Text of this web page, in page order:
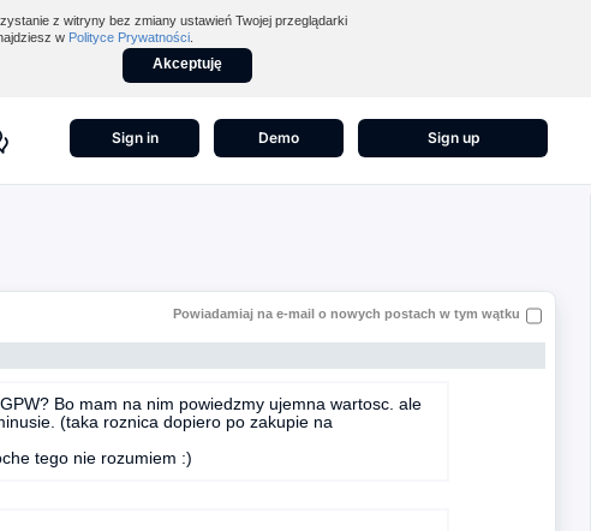
z witryny bez zmiany ustawień Twojej przeglądarki
w Polityce Prywatności
Akceptuję
Sign in Demo Sign up
Powiadamiaj na e-mail o nowych postach w tym wątku
Bo mam na nim powiedzmy ujemna wartosc. ale
(taka roznica dopiero po zakupie na
tego nie rozumiem :)